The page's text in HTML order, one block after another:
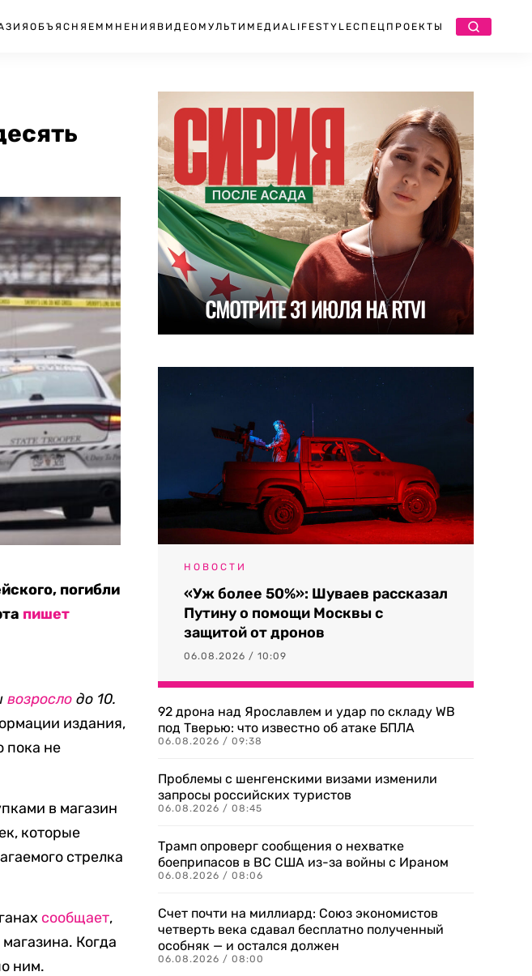
ОБЪЯСНЯЕМ МНЕНИЯ ВИДЕО МУЛЬТИМЕДИА LIFESTYLEСПЕЦПРОЕКТЫ
погибли
пишет
возросло до 10.
издания,
пока не
в магазин
которые
стрелка
сообщает,
Когда
ним.
НОВОСТИ
«Уж более 50%»: Шуваев рассказал
Путину о помощи Москвы с
защитой от дронов
06.08.2026 / 10:09
92 дрона над Ярославлем и удар по складу WB
под Тверью: что известно об атаке БПЛА
06.08.2026 / 09:38
Проблемы с шенгенскими визами изменили
запросы российских туристов
06.08.2026 / 08:45
Трамп опроверг сообщения о нехватке
боеприпасов в ВС США из-за войны с Ираном
06.08.2026 / 08:06
Счет почти на миллиард: Союз экономистов
четверть века сдавал бесплатно полученный
особняк — и остался должен
06.08.2026 / 08:00